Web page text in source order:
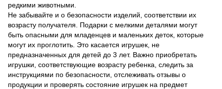
редкими животными.
Не забывайте и о безопасности изделий, соответствии их
возрасту получателя. Подарки с мелкими деталями могут
быть опасными для младенцев и маленьких деток, которые
могут их проглотить. Это касается игрушек, не
предназначенных для детей до 3 лет. Важно приобретать
игрушки, соответствующие возрасту ребенка, следить за
инструкциями по безопасности, отслеживать отзывы о
продукции и проверять состояние игрушек на предмет